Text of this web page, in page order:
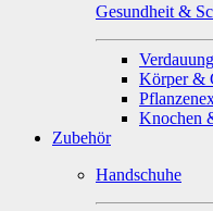
Gesundheit &
Körper &
Knochen
Zubehör
Handschuhe